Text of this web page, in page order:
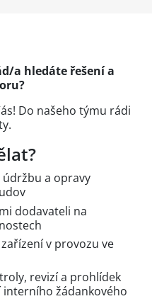
a hledáte řešení a
Do našeho týmu rádi
a opravy
dodavateli na
v provozu ve
revizí a prohlídek
žádankového